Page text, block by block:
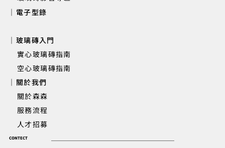
｜電子型錄
｜玻璃磚入門
實心玻璃磚指南
空心玻璃磚指南
｜關於我們
關於森森
服務流程
人才招募
CONTECT